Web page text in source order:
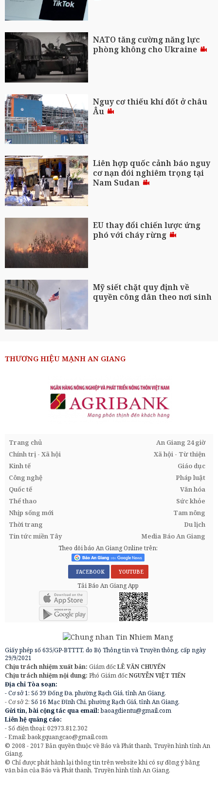
NATO tăng cường năng lực
phòng không cho Ukraine
Nguy cơ thiếu khí đốt ở châu
Âu
Liên hợp quốc cảnh báo nguy
cơ nạn đói nghiêm trọng tại
Nam Sudan
EU thay đổi chiến lược ứng
phó với cháy rừng
Mỹ siết chặt quy định về
quyền công dân theo nơi sinh
THƯƠNG HIỆU MẠNH AN GIANG
Trang chủ
An Giang 24 giờ
Chính trị - Xã hội
Xã hội - Từ thiện
Kinh tế
Giáo dục
Công nghệ
Pháp luật
Quốc tế
Văn hóa
Thể thao
Sức khỏe
Nhịp sống mới
Tam nông
Thời trang
Du lịch
Tin tức miền Tây
Media Báo An Giang
Theo dõi báo An Giang Online trên:
FACEBOOK YOUTUBE
Tải Báo An Giang App
Giấy phép số 635/GP-BTTTT, do Bộ Thông tin và Truyền thông, cấp ngày
29/9/2021
Chịu trách nhiệm xuất bản: Giám đốcLÊ VĂN CHUYỂN
Chịu trách nhiệm nội dung: Phó Giám đốcNGUYỄN VIỆT TIẾN
Địa chỉ Tòa soạn:
- Cơ sở 1: Số 39 Đống Đa, phường Rạch Giá, tỉnh An Giang.
- Cơ sở 2: Số 16 Mạc Đĩnh Chi, phường Rạch Giá, tỉnh An Giang.
Gửi tin, bài cộng tác qua email:baoagdientu@gmail.com
Liên hệ quảng cáo:
- Số điện thoại: 02973.812.302
- Email:baokgquangcao@gmail.com
© 2008 - 2017 Bản quyền thuộc về Báo và Phát thanh, Truyền hình tỉnh An
Giang.
© Chỉ được phát hành lại thông tin trên website khi có sự đồng ý bằng
văn bản của Báo và Phát thanh, Truyền hình tỉnh An Giang.